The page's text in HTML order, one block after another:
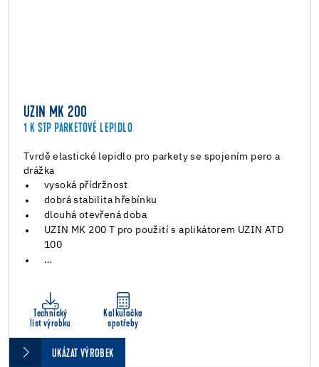
UZIN MK 200
1 K STP PARKETOVÉ LEPIDLO
Tvrdě elastické lepidlo pro parkety se spojením pero a
drážka
vysoká přídržnost
dobrá stabilita hřebínku
dlouhá otevřená doba
UZIN MK 200 T pro použití s aplikátorem UZIN ATD
100
…
Technický
list výrobku
Kalkulačka
spotřeby
UKÁZAT VÝROBEK